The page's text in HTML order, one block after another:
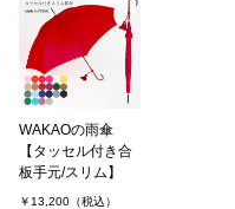
WAKAOの雨傘
【タッセル付き合
板手元/スリム】
￥13,200（税込）